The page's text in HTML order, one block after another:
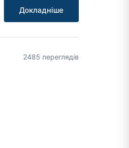
Докладніше
2485 переглядів